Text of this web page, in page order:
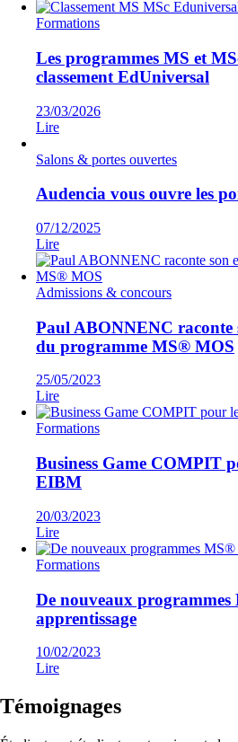
Formations
Les programmes MS et
classement EdUniversal
23/03/2026
Lire
Salons & portes ouvertes
Audencia vous ouvre les
07/12/2025
Lire
Admissions & concours
Paul ABONNENC raconte
du programme MS® MOS
25/05/2023
Lire
Formations
Business Game COMPIT
EIBM
20/03/2023
Lire
Formations
De nouveaux
apprentissage
10/02/2023
Lire
Témoignages